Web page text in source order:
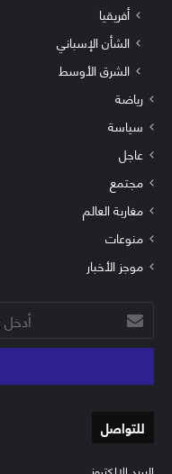
أفريقيا
الشأن الإسباني
الشرق الأوسط
رياضة
سياسة
عاجل
مجتمع
مغاربة العالم
منوعات
موجز الأخبار
أدخل
بريدك
الإلكتروني
للتواصل